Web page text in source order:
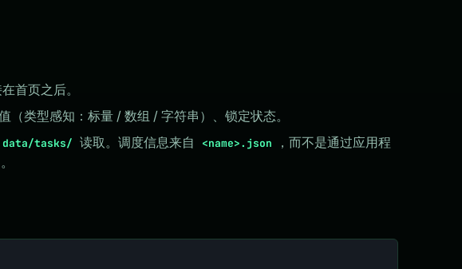
首页之后。
类型感知：标量 / 数组 / 字符串）、锁定状态。
data/tasks/ 读取。调度信息来自 <name>.json
，而不是通过应用程